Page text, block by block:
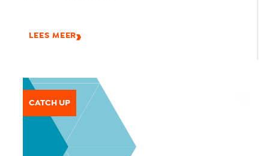
LEES MEER
CATCH UP